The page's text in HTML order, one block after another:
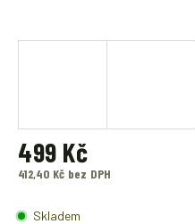
499 Kč
412,40 Kč bez DPH
cena:Skladem